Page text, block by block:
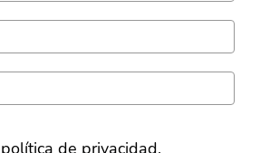
política de privacidad.